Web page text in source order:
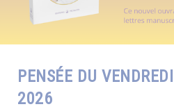
PENSÉE DU
2026